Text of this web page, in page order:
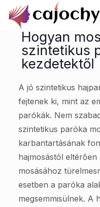
Hogyan
szintetikus
kezdetektől
A jó szintetikus
fejtenek ki, mint az
parókák. Nem
szintetikus paróka
karbantartásának
hajmosástól
mosásához
esetben a paróka
megsemmisülnek. A